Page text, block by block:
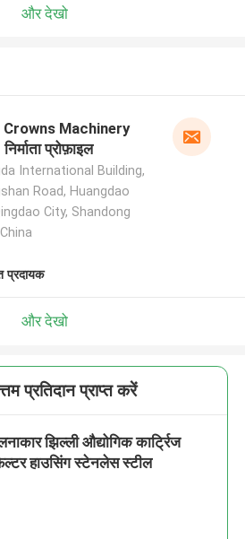
और देखो
Crowns Machinery
प्रोफ़ाइल
International Building,
Road, Huangdao
City, Shandong
प्रदायक
और देखो
प्रतिदान प्राप्त करें
झिल्ली औद्योगिक कार्ट्रिज
हाउसिंग स्टेनलेस स्टील